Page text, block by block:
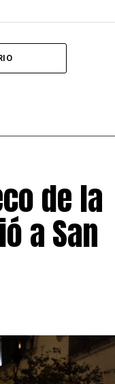
de la
a San